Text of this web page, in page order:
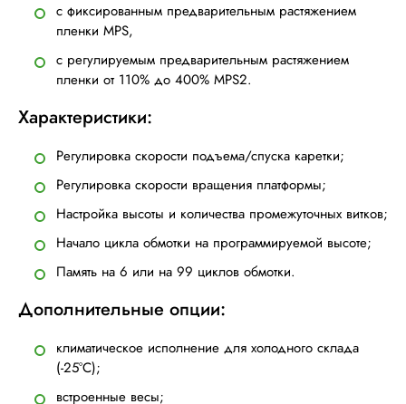
с фиксированным предварительным растяжением
пленки MPS,
с регулируемым предварительным растяжением
пленки от 110% до 400% MPS2.
Характеристики:
Регулировка скорости подъема/спуска каретки;
Регулировка скорости вращения платформы;
Настройка высоты и количества промежуточных витков;
Начало цикла обмотки на программируемой высоте;
Память на 6 или на 99 циклов обмотки.
Дополнительные опции:
климатическое исполнение для холодного склада
(-25°С);
встроенные весы;